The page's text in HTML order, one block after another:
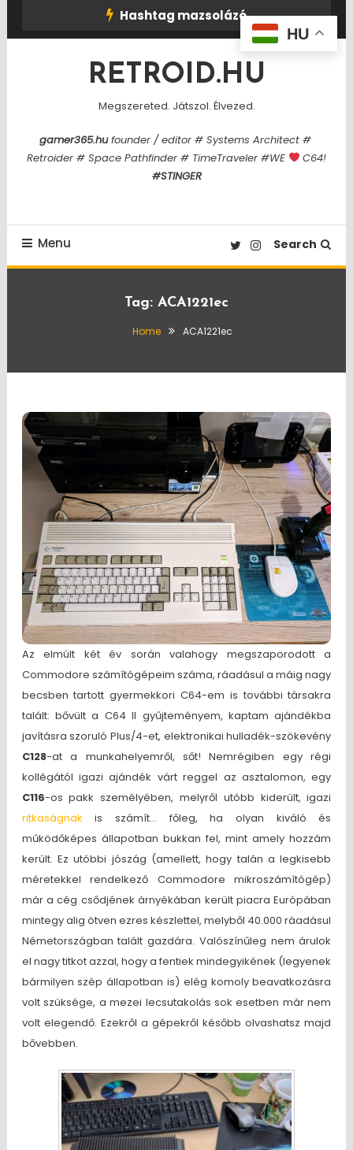
Hashtag mazsolázó
RETROID.HU
Megszereted. Játszol. Élvezed.
gamer365.hufounder / editor # Systems Architect #
Retroider # Space Pathfinder # TimeTraveler #WE
C64!
#STINGER
Menu Search
Tag: ACA1221ec
Home ACA1221ec
Az elmúlt két év során valahogy megszaporodott a
Commodore számítógépeim száma, ráadásul a máig nagy
becsben tartott gyermekkori C64-em is további társakra
talált: bővült a C64 II gyűjteményem, kaptam ajándékba
javításra szoruló Plus/4-et, elektronikai hulladék-szökevény
C128-at a munkahelyemről, sőt! Nemrégiben egy régi
kollégától igazi ajándék várt reggel az asztalomon, egy
C116-os pakk személyében, melyről utóbb kiderült, igazi
ritkaságnak is számít… főleg, ha olyan kiváló és
működőképes állapotban bukkan fel, mint amely hozzám
került. Ez utóbbi jószág (amellett, hogy talán a legkisebb
méretekkel rendelkező Commodore mikroszámítógép)
már a cég csődjének árnyékában került piacra Európában
mintegy alig ötven ezres készlettel, melyből 40.000 ráadásul
Németországban talált gazdára. Valószínűleg nem árulok
el nagy titkot azzal, hogy a fentiek mindegyikének (legyenek
bármilyen szép állapotban is) elég komoly beavatkozásra
volt szüksége, a mezei lecsutakolás sok esetben már nem
volt elegendő. Ezekről a gépekről később olvashatsz majd
bővebben.
HU